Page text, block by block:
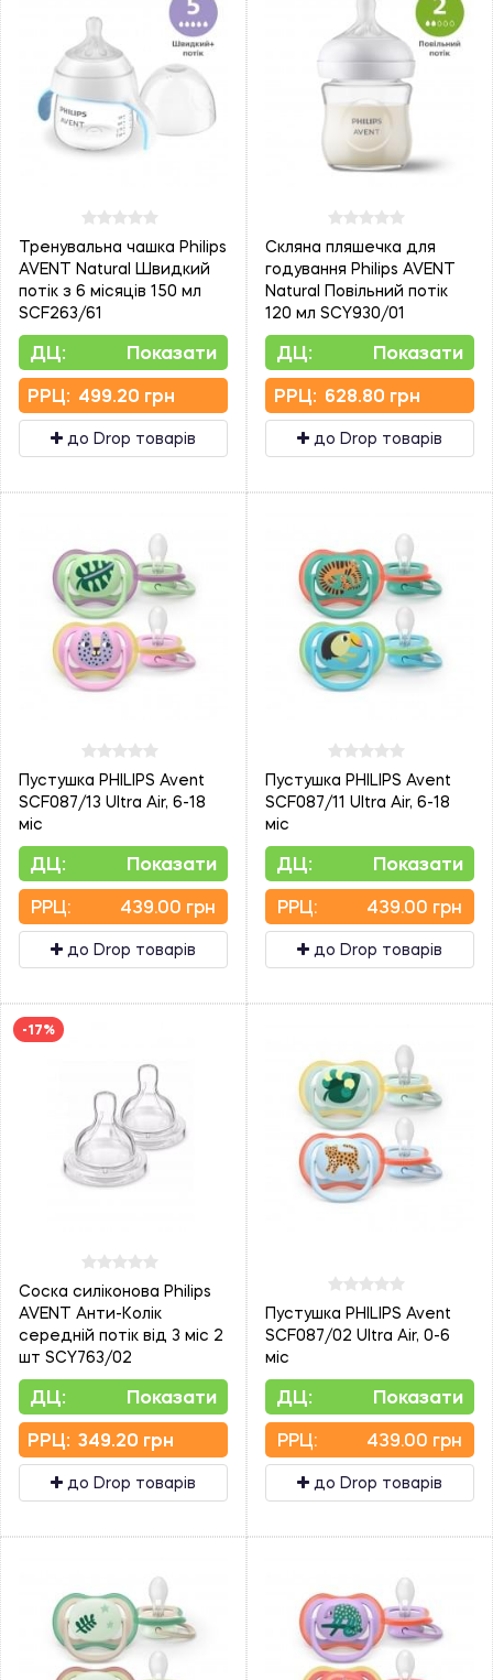
Тренувальна чашка Philips
AVENT Natural Швидкий
потік з 6 місяців 150 мл
SCF263/61
ДЦ: Показати
PPЦ: 499.20 грн
до Drop товарів
Скляна пляшечка для
годування Philips AVENT
Natural Повільний потік
120 мл SCY930/01
ДЦ: Показати
PPЦ: 628.80 грн
до Drop товарів
Пустушка PHILIPS Avent
SCF087/13 Ultra Air, 6-18
міс
ДЦ: Показати
PPЦ: 439.00 грн
до Drop товарів
Пустушка PHILIPS Avent
SCF087/11 Ultra Air, 6-18
міс
ДЦ: Показати
PPЦ: 439.00 грн
до Drop товарів
-17%
Соска силіконова Philips
AVENT Анти-Колік
середній потік від 3 міс 2
шт SCY763/02
ДЦ: Показати
PPЦ: 349.20 грн
до Drop товарів
Пустушка PHILIPS Avent
SCF087/02 Ultra Air, 0-6
міс
ДЦ: Показати
PPЦ: 439.00 грн
до Drop товарів